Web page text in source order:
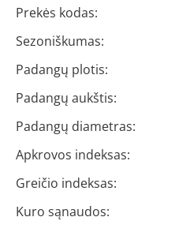
Prekės kodas:
Sezoniškumas:
Padangų plotis:
Padangų aukštis:
Padangų diametras:
Apkrovos indeksas:
Greičio indeksas:
Kuro sąnaudos: